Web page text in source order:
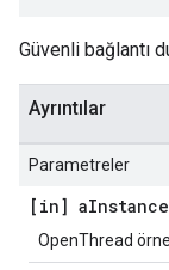
Güvenli bağlantı
Ayrıntılar
Parametreler
[in] aInstance
OpenThread